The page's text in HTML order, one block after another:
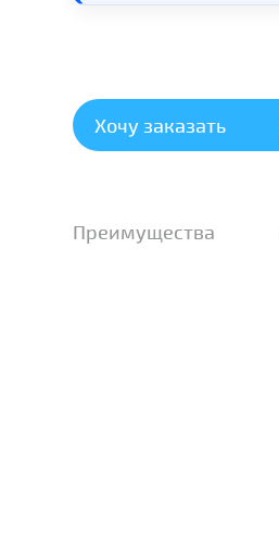
Хочу заказать
Преимущества